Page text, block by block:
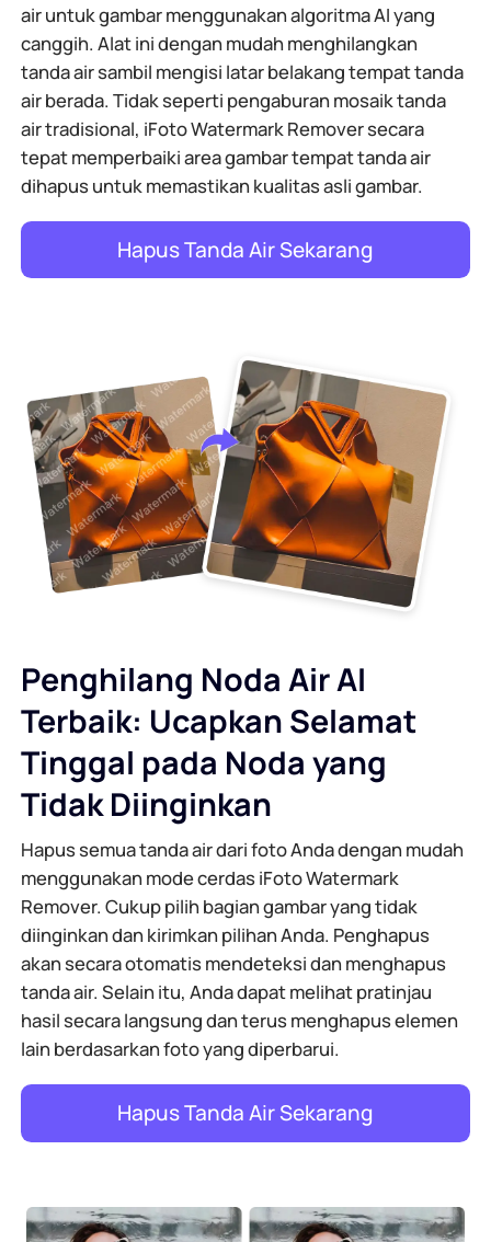
air untuk gambar menggunakan algoritma AI yang
canggih. Alat ini dengan mudah menghilangkan
tanda air sambil mengisi latar belakang tempat tanda
air berada. Tidak seperti pengaburan mosaik tanda
air tradisional, iFoto Watermark Remover secara
tepat memperbaiki area gambar tempat tanda air
dihapus untuk memastikan kualitas asli gambar.
Hapus Tanda Air Sekarang
Penghilang Noda Air AI
Terbaik: Ucapkan Selamat
Tinggal pada Noda yang
Tidak Diinginkan
Hapus semua tanda air dari foto Anda dengan mudah
menggunakan mode cerdas iFoto Watermark
Remover. Cukup pilih bagian gambar yang tidak
diinginkan dan kirimkan pilihan Anda. Penghapus
akan secara otomatis mendeteksi dan menghapus
tanda air. Selain itu, Anda dapat melihat pratinjau
hasil secara langsung dan terus menghapus elemen
lain berdasarkan foto yang diperbarui.
Hapus Tanda Air Sekarang